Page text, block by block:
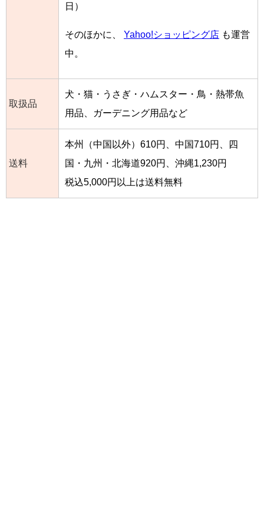
日）
そのほかに、 Yahoo!ショッピング店 も運営
中。
取扱品
犬・猫・うさぎ・ハムスター・鳥・熱帯魚
用品、ガーデニング用品など
送料
本州（中国以外）610円、中国710円、四
国・九州・北海道920円、沖縄1,230円
税込5,000円以上は送料無料